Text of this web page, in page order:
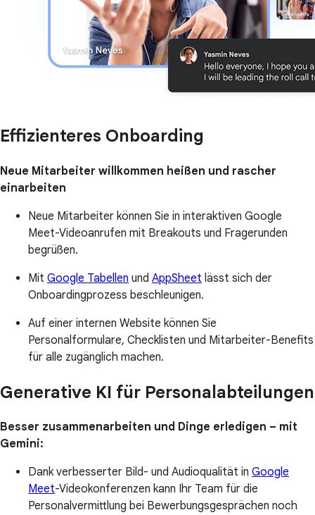
Effizienteres Onboarding
Neue Mitarbeiter willkommen heißen und rascher
einarbeiten
Neue Mitarbeiter können Sie in interaktiven Google
Meet-Videoanrufen mit Breakouts und Fragerunden
begrüßen.
Mit Google Tabellen und AppSheet lässt sich der
Onboardingprozess beschleunigen.
Auf einer internen Website können Sie
Personalformulare, Checklisten und Mitarbeiter-Benefits
für alle zugänglich machen.
Generative KI für Personalabteilungen
Besser zusammenarbeiten und Dinge erledigen – mit
Gemini:
Dank verbesserter Bild- und Audioqualität in Google
Meet-Videokonferenzen kann Ihr Team für die
Personalvermittlung bei Bewerbungsgesprächen noch